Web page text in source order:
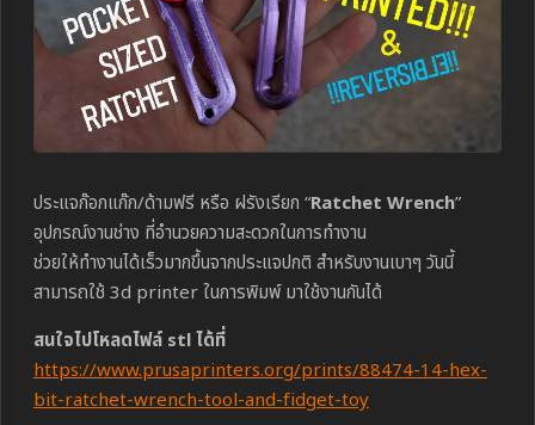
ประแจก๊อกแก๊ก/ด้ามฟรี หรือ ฝรังเรียก “Ratchet Wrench”
อุปกรณ์งานช่าง ที่อำนวยความสะดวกในการทำงาน
ช่วยให้ทำงานได้เร็วมากขึ้นจากประแจปกติ สำหรับงานเบาๆ วันนี้
สามารถใช้ 3d printer ในการพิมพ์ มาใช้งานกันได้
สนใจไปโหลดไฟล์ stl ได้ที่
https://www.prusaprinters.org/prints/88474-14-hex-
bit-ratchet-wrench-tool-and-fidget-toy